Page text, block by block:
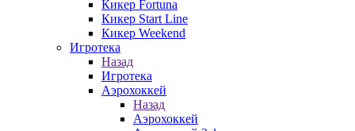
Кикер Fortuna
Кикер Start Line
Кикер Weekend
Игротека
Назад
Игротека
Аэрохоккей
Назад
Аэрохоккей